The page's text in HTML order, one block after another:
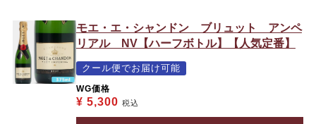
モエ・エ・シャンドン ブリュット アンペ
リアル NV【ハーフボトル】【人気定番】
クール便でお届け可能
WG価格
¥ 5,300 税込